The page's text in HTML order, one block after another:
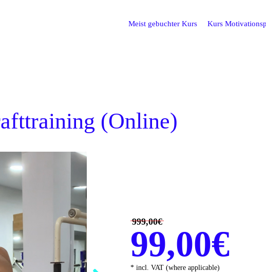
Meist gebuchter Kurs Kurs
(Online)
999,00€
99,00€
* incl. VAT (where applicable)